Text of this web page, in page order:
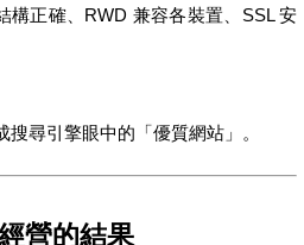
構正確、RWD 兼容各裝置、SSL 安
尋引擎眼中的「優質網站」。
營的結果